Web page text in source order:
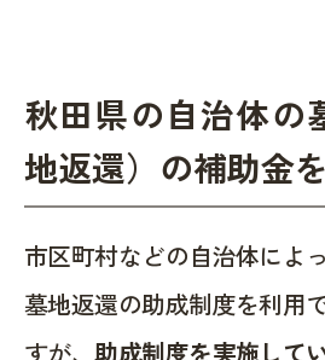
秋田県の自治体の
地返還）の補助金
市区町村などの自治体によ
墓地返還の助成制度を利用
すが、助成制度を実施して